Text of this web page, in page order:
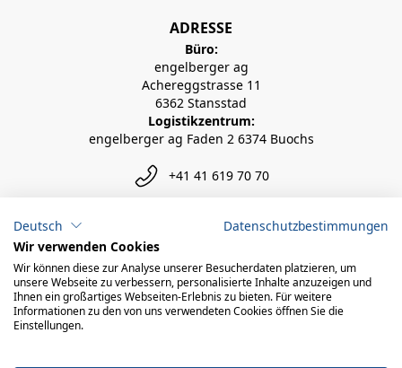
ADRESSE
Büro:
engelberger ag
Achereggstrasse 11
6362 Stansstad
Logistikzentrum:
engelberger ag Faden 2 6374 Buochs
+41 41 619 70 70
info@engelberger.ch
Deutsch
Datenschutzbestimmungen
Wir verwenden Cookies
Wir können diese zur Analyse unserer Besucherdaten platzieren, um
unsere Webseite zu verbessern, personalisierte Inhalte anzuzeigen und
Ihnen ein großartiges Webseiten-Erlebnis zu bieten. Für weitere
Informationen zu den von uns verwendeten Cookies öffnen Sie die
Einstellungen.